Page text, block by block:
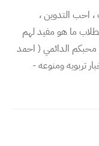
احب التدوين ،
ما هو مفيد لهم
محبكم الدائمي ( احمد
تربويه ومنوعه -